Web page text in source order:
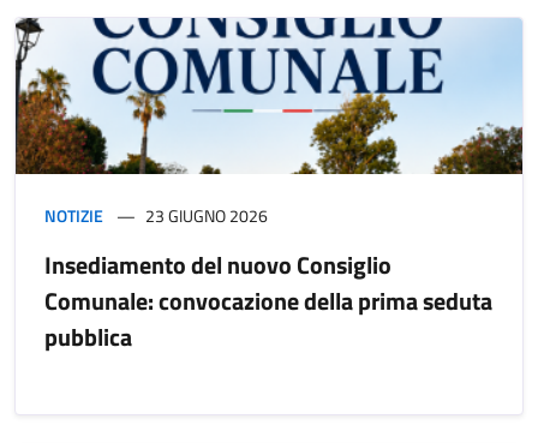
NOTIZIE 23 GIUGNO 2026
Insediamento del nuovo Consiglio
Comunale: convocazione della prima seduta
pubblica